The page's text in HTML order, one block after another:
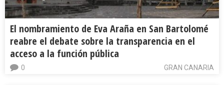
El nombramiento de Eva Araña en San Bartolomé
reabre el debate sobre la transparencia en el
acceso a la función pública
GRAN CANARIA
0